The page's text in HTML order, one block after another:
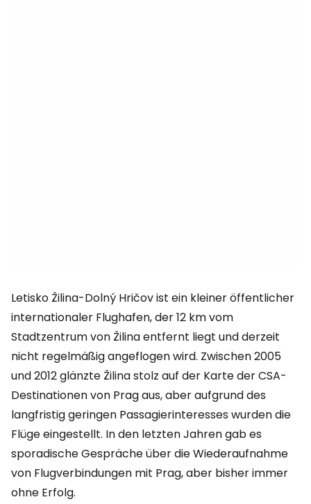
Letisko Žilina-Dolný Hričov ist ein kleiner öffentlicher
internationaler Flughafen, der 12 km vom
Stadtzentrum von Žilina entfernt liegt und derzeit
nicht regelmäßig angeflogen wird. Zwischen 2005
und 2012 glänzte Žilina stolz auf der Karte der CSA-
Destinationen von Prag aus, aber aufgrund des
langfristig geringen Passagierinteresses wurden die
Flüge eingestellt. In den letzten Jahren gab es
sporadische Gespräche über die Wiederaufnahme
von Flugverbindungen mit Prag, aber bisher immer
ohne Erfolg.